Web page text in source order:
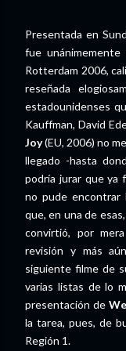
Presentada en
fue unánimemente
Rotterdam 2006,
reseñada
estadounidenses
Kauffman, David
Joy(EU, 2006) no
llegado -hasta
podría jurar que ya
no pude encontrar
que, en una de
convirtió, por
revisión y más
siguiente filme de
varias listas de lo
presentación de
la tarea, pues, de
Región 1.